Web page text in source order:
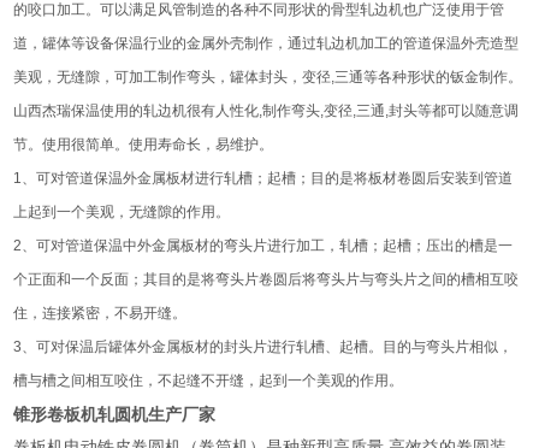
的咬口加工。可以满足风管制造的各种不同形状的骨型轧边机也广泛使用于管
道，罐体等设备保温行业的金属外壳制作，通过轧边机加工的管道保温外壳造型
美观，无缝隙，可加工制作弯头，罐体封头，变径,三通等各种形状的钣金制作。
山西杰瑞保温使用的轧边机很有人性化,制作弯头,变径,三通,封头等都可以随意调
节。使用很简单。使用寿命长，易维护。
1、可对管道保温外金属板材进行轧槽；起槽；目的是将板材卷圆后安装到管道
上起到一个美观，无缝隙的作用。
2、可对管道保温中外金属板材的弯头片进行加工，轧槽；起槽；压出的槽是一
个正面和一个反面；其目的是将弯头片卷圆后将弯头片与弯头片之间的槽相互咬
住，连接紧密，不易开缝。
3、可对保温后罐体外金属板材的封头片进行轧槽、起槽。目的与弯头片相似，
槽与槽之间相互咬住，不起缝不开缝，起到一个美观的作用。
锥形卷板机轧圆机生产厂家